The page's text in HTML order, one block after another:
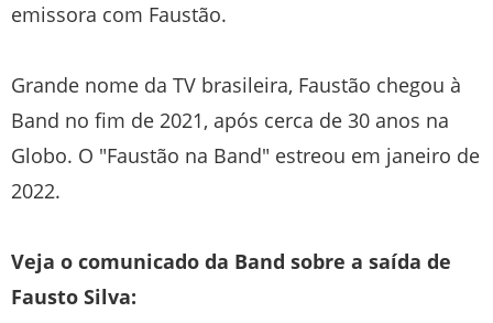
emissora com Faustão.
Grande nome da TV brasileira, Faustão chegou à
Band no fim de 2021, após cerca de 30 anos na
Globo. O "Faustão na Band" estreou em janeiro de
2022.
Veja o comunicado da Band sobre a saída de
Fausto Silva: